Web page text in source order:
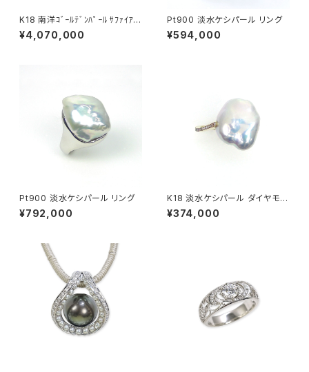
K18 南洋ｺﾞｰﾙﾃﾞﾝﾊﾟｰﾙ ｻﾌｧｲｱ ﾐ
ﾝﾄｶﾞｰﾈｯﾄ ﾀﾞｲﾔﾓﾝﾄﾞ ﾍﾟﾝﾀﾞﾝﾄﾈｯ
ｸﾚｽ
¥4,070,000
Pt900 淡水ケシパール リング
¥594,000
Pt900 淡水ケシパール リング
¥792,000
K18 淡水ケシパール ダイヤモン
ド リング
¥374,000